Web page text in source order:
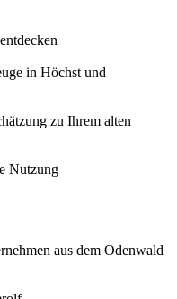
in Höchst und
zu Ihrem alten
Nutzung
aus dem Odenwald